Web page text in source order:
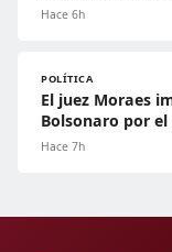
Hace 6h
POLÍTICA
El juez Moraes
Bolsonaro por
Hace 7h